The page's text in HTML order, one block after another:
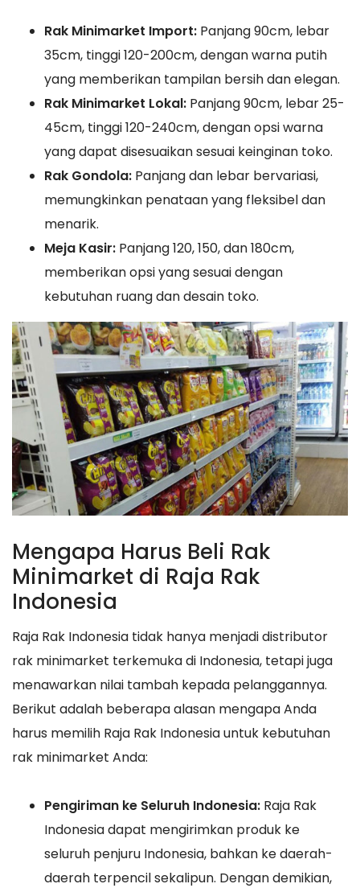
Rak Minimarket Import: Panjang 90cm, lebar
35cm, tinggi 120-200cm, dengan warna putih
yang memberikan tampilan bersih dan elegan.
Rak Minimarket Lokal: Panjang 90cm, lebar 25-
45cm, tinggi 120-240cm, dengan opsi warna
yang dapat disesuaikan sesuai keinginan toko.
Rak Gondola: Panjang dan lebar bervariasi,
memungkinkan penataan yang fleksibel dan
menarik.
Meja Kasir: Panjang 120, 150, dan 180cm,
memberikan opsi yang sesuai dengan
kebutuhan ruang dan desain toko.
Mengapa Harus Beli Rak
Minimarket di Raja Rak
Indonesia
Raja Rak Indonesia tidak hanya menjadi distributor
rak minimarket terkemuka di Indonesia, tetapi juga
menawarkan nilai tambah kepada pelanggannya.
Berikut adalah beberapa alasan mengapa Anda
harus memilih Raja Rak Indonesia untuk kebutuhan
rak minimarket Anda:
Pengiriman ke Seluruh Indonesia: Raja Rak
Indonesia dapat mengirimkan produk ke
seluruh penjuru Indonesia, bahkan ke daerah-
daerah terpencil sekalipun. Dengan demikian,